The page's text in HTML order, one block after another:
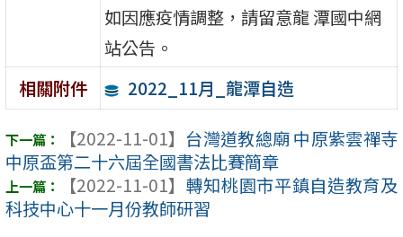
如因應疫情調整，請留意龍 潭國中網
站公告。
相關附件
2022_11月_龍潭自造
【2022-11-01】 台灣道教總廟 中原紫雲禪寺
中原盃第二十六屆全國書法比賽簡章
【2022-11-01】 轉知桃園市平鎮自造教育及
科技中心十一月份教師研習